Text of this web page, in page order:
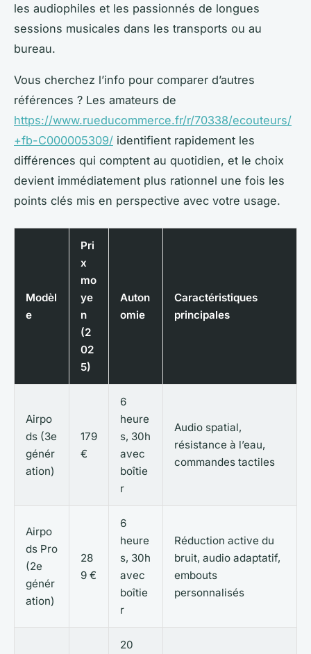
les audiophiles et les passionnés de longues
sessions musicales dans les transports ou au
bureau.
Vous cherchez l’info pour comparer d’autres
références ? Les amateurs de
https://www.rueducommerce.fr/r/70338/ecouteurs/
+fb-C000005309/ identifient rapidement les
différences qui comptent au quotidien, et le choix
devient immédiatement plus rationnel une fois les
points clés mis en perspective avec votre usage.
Modèl
e
Pri
x
mo
ye
n
(2
02
5)
Auton
omie
Caractéristiques
principales
Airpo
ds (3e
génér
ation)
179
€
6
heure
s, 30h
avec
boîtie
r
Audio spatial,
résistance à l’eau,
commandes tactiles
Airpo
ds Pro
(2e
génér
ation)
28
9 €
6
heure
s, 30h
avec
boîtie
r
Réduction active du
bruit, audio adaptatif,
embouts
personnalisés
20